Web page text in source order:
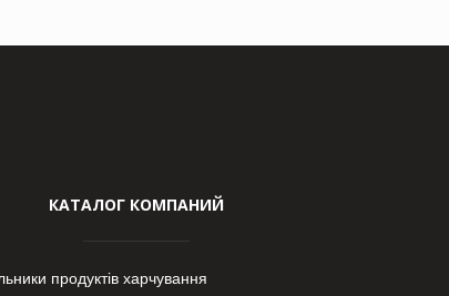
КАТАЛОГ КОМПАНИЙ
продуктів харчування